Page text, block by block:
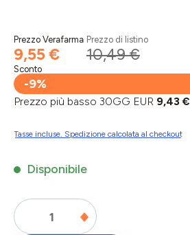
Prezzo Verafarma
9,55 €
Prezzo di listino
10,49 €
Sconto
-9%
Prezzo più basso 30GG EUR 9,43 €
Tasse incluse. Spedizione calcolata al checkout
Disponibile